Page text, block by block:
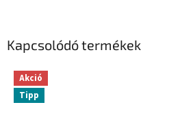
Kapcsolódó termékek
Akció
Tipp